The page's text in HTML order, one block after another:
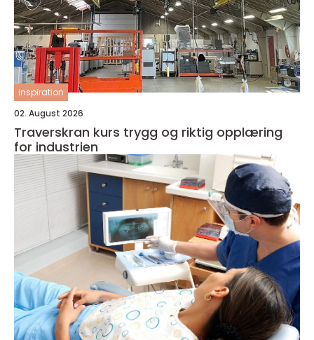
inspiration
02. August 2026
Traverskran kurs trygg og riktig opplæring
for industrien